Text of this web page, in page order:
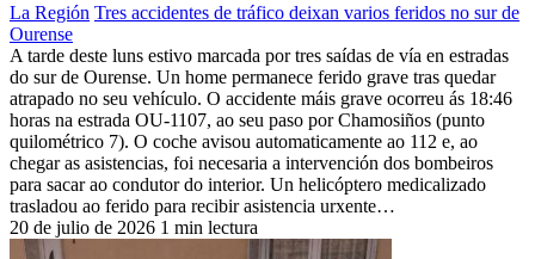
La Región Tres accidentes de tráfico deixan varios feridos no sur de
Ourense
A tarde deste luns estivo marcada por tres saídas de vía en estradas
do sur de Ourense. Un home permanece ferido grave tras quedar
atrapado no seu vehículo. O accidente máis grave ocorreu ás 18:46
horas na estrada OU-1107, ao seu paso por Chamosiños (punto
quilométrico 7). O coche avisou automaticamente ao 112 e, ao
chegar as asistencias, foi necesaria a intervención dos bombeiros
para sacar ao condutor do interior. Un helicóptero medicalizado
trasladou ao ferido para recibir asistencia urxente…
20 de julio de 2026 1 min lectura